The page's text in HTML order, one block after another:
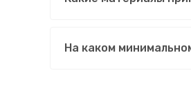
На каком